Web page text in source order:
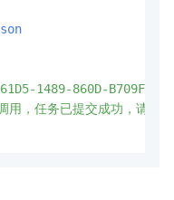
1489-860D-
用，任务已提交成功，请